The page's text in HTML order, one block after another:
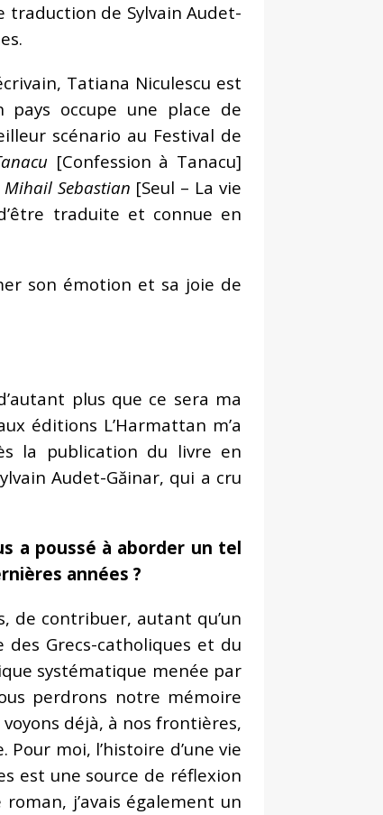
traduction de Sylvain Audet-
Tatiana Niculescu est
pays occupe une place de
scénario au Festival de
[Confession à Tanacu]
Sebastian [Seul – La vie
traduite et connue en
son émotion et sa joie de
plus que ce sera ma
éditions L’Harmattan m’a
la publication du livre en
Audet-Găinar, qui a cru
a poussé à aborder un tel
années ?
de contribuer, autant qu’un
Grecs-catholiques et du
systématique menée par
perdrons notre mémoire
déjà, à nos frontières,
moi, l’histoire d’une vie
est une source de réflexion
j’avais également un